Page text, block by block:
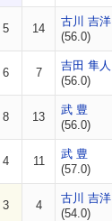
5 14
古川 吉洋
(56.0)
6 7
吉田 隼人
(56.0)
8 13
武 豊
(56.0)
4 11
武 豊
(57.0)
3 4
古川 吉洋
(54.0)